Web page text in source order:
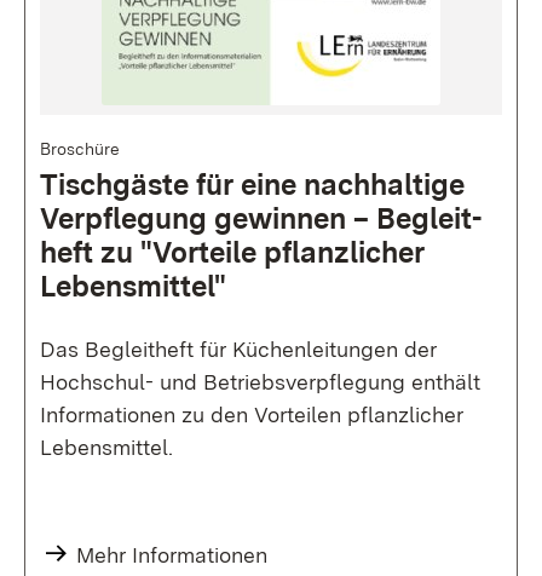
Broschüre
Tisch­gäste für eine nach­haltige
Verpfle­gung gewinnen – Begleit­
heft zu "Vor­teile pflanz­licher
Lebens­mittel"
Das Begleitheft für Küchenleitungen der
Hochschul- und Betriebsverpflegung enthält
Informationen zu den Vorteilen pflanzlicher
Lebensmittel.
Mehr Informationen